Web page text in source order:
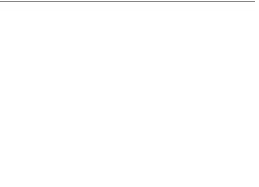
Труба ВГП